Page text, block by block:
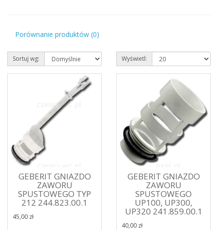
Porównanie produktów (0)
Sortuj wg: Wyświetl:
GEBERIT GNIAZDO
ZAWORU
SPUSTOWEGO TYP
212 244.823.00.1
45,00 zł
GEBERIT GNIAZDO
ZAWORU
SPUSTOWEGO
UP100, UP300,
UP320 241.859.00.1
40,00 zł